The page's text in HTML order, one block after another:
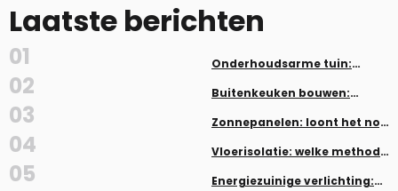
Laatste berichten
01
Onderhoudsarme tuin:
werk
02
Buitenkeuken bouwen:
03
Zonnepanelen: loont het nog
04
Vloerisolatie: welke methode
05
Energiezuinige verlichting: